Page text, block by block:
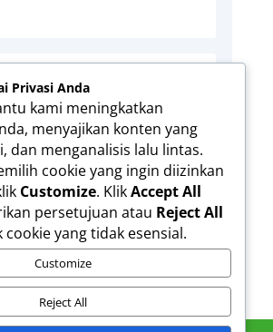
email, dan situs web saya
ini untuk komentar saya
Privasi Anda
kami meningkatkan
menyajikan konten yang
dan menganalisis lalu lintas.
cookie yang ingin diizinkan
Customize. KlikAccept All
persetujuan atau Reject All
yang tidak esensial.
Customize
Reject All